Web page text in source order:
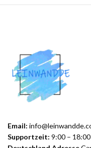
Email:
Supportzeit: 9:00 –